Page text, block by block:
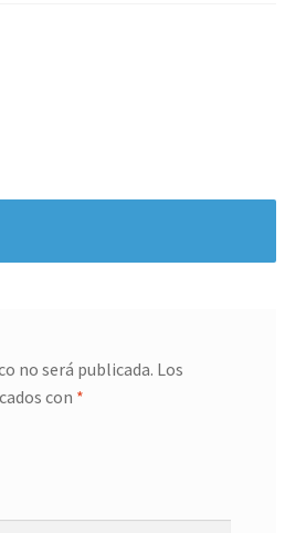
no será publicada. Los
con *